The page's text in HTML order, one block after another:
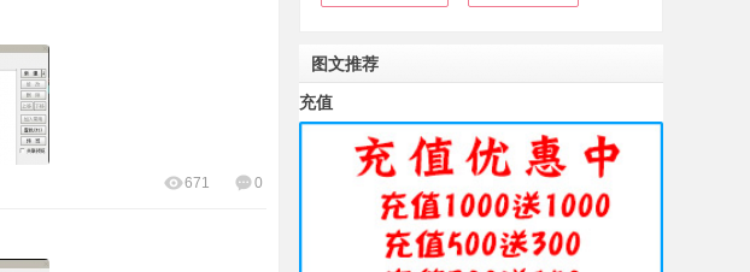
0
671
图文推荐
充值